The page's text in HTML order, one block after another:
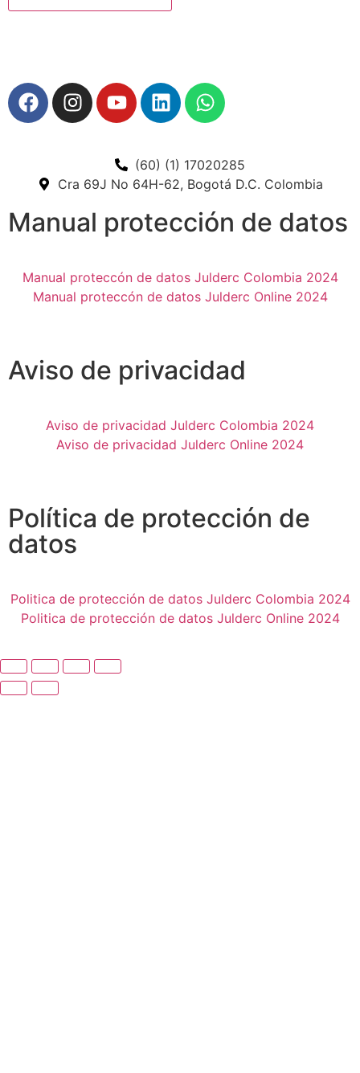
(60) (1) 17020285
Cra 69J No 64H-62, Bogotá D.C. Colombia
Manual protección de datos
Manual proteccón de datos Julderc Colombia 2024
Manual proteccón de datos Julderc Online 2024
Aviso de privacidad
Aviso de privacidad Julderc Colombia 2024
Aviso de privacidad Julderc Online 2024
Política de protección de
datos
Politica de protección de datos Julderc Colombia 2024
Politica de protección de datos Julderc Online 2024